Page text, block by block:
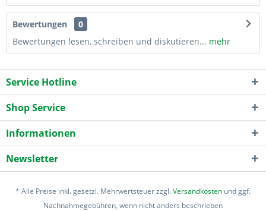
Bewertungen
0
Bewertungen lesen, schreiben und diskutieren... mehr
Service Hotline
Shop Service
Informationen
Newsletter
* Alle Preise inkl. gesetzl. Mehrwertsteuer zzgl.Versandkosten und ggf.
Nachnahmegebühren, wenn nicht anders beschrieben